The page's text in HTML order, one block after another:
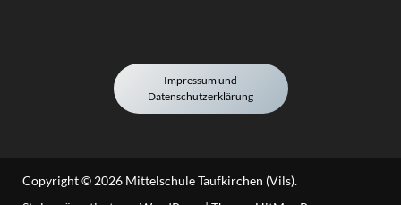
Impressum und
Datenschutzerklärung
Copyright © 2026 Mittelschule Taufkirchen (Vils).